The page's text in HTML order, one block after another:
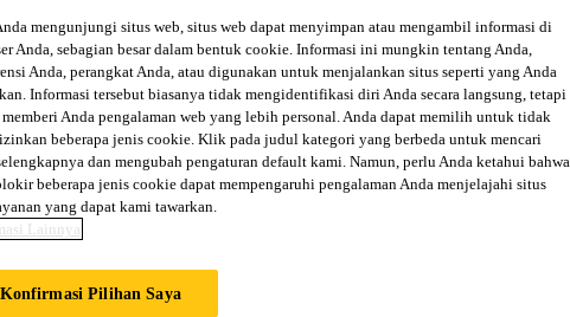
pada
Lokasi
Temukan
Distributor
Produk Retail
Sika Project
Team
mengunjungi situs web, situs web dapat menyimpan atau mengambil informasi di
Anda, sebagian besar dalam bentuk cookie. Informasi ini mungkin tentang Anda,
Anda, perangkat Anda, atau digunakan untuk menjalankan situs seperti yang Anda
Informasi tersebut biasanya tidak mengidentifikasi diri Anda secara langsung, tetapi
memberi Anda pengalaman web yang lebih personal. Anda dapat memilih untuk tidak
beberapa jenis cookie. Klik pada judul kategori yang berbeda untuk mencari
dan mengubah pengaturan default kami. Namun, perlu Anda ketahui bahwa
beberapa jenis cookie dapat mempengaruhi pengalaman Anda menjelajahi situs
yang dapat kami tawarkan.
Lainnya
Konfirmasi Pilihan Saya